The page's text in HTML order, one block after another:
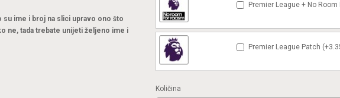
su ime i broj na slici upravo ono što
ne, tada trebate unijeti željeno ime i
Premier League + No
Premier League Patch
Količina